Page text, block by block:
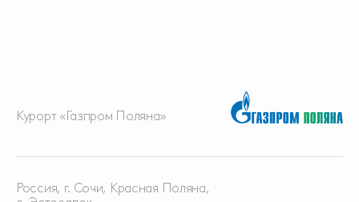
Курорт «Газпром Поляна»
Россия, г. Сочи, Красная Поляна,